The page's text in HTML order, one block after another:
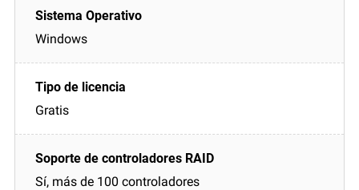
Windows
Gratis
Sí, más de 100 controladores